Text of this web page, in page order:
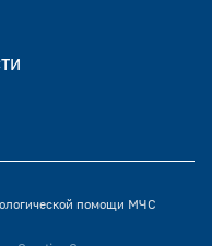
помощи МЧС